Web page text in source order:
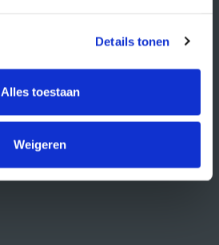
Details tonen
Alles toestaan
Weigeren